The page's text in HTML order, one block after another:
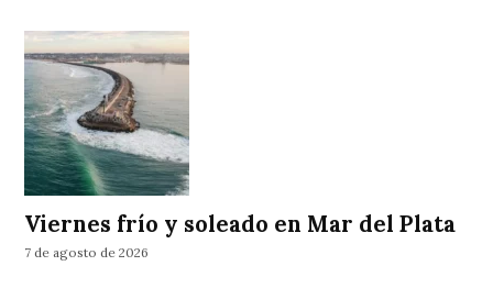
Viernes frío y soleado en Mar del Plata
7 de agosto de 2026